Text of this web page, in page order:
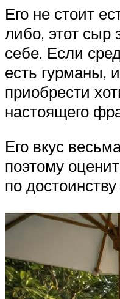
Его не стоит
либо, этот сыр
себе. Если
есть гурманы,
приобрести
настоящего
Его вкус
поэтому
по